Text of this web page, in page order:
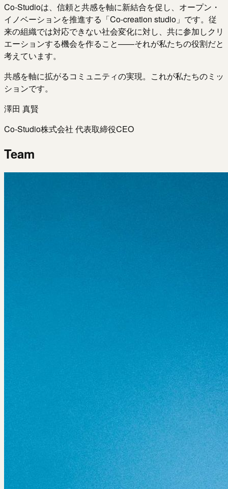
Co-Studioは、信頼と共感を軸に新結合を促し、オープン・
イノベーションを推進する「Co-creation studio」です。従
来の組織では対応できない社会変化に対し、共に参加しクリ
エーションする機会を作ること——それが私たちの役割だと
考えています。
共感を軸に拡がるコミュニティの実現。これが私たちのミッ
ションです。
澤田 真賢
Co-Studio株式会社 代表取締役CEO
Team